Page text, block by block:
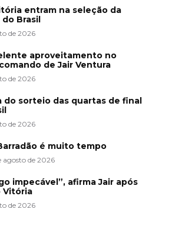
entram na seleção da
Brasil
de 2026
aproveitamento no
de Jair Ventura
de 2026
do sorteio das quartas de final
de 2026
é muito tempo
agosto de 2026
impecável”, afirma Jair após
Vitória
de 2026